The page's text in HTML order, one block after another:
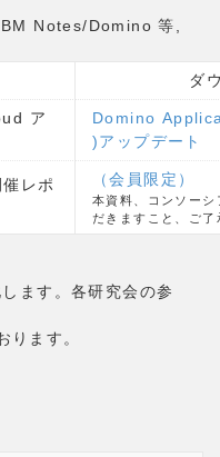
Notes/Domino 等,
ダ
ア
Domino
)アップデート
レポ
（会員限定）
本資料、コンソー
だきますこと、ご了
ます。各研究会の参
ります。